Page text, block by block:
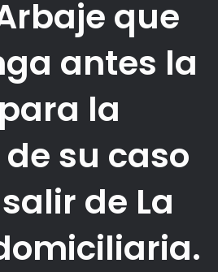
que
antes la
la
su caso
de La